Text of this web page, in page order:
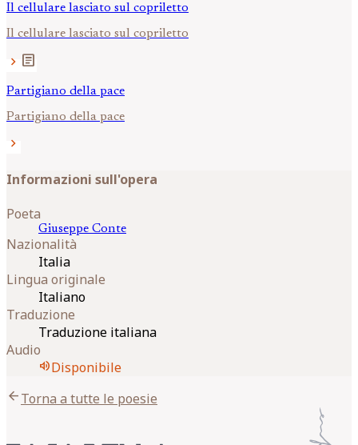
Il cellulare lasciato sul copriletto
Il cellulare lasciato sul copriletto
chevron_right article
Partigiano della pace
Partigiano della pace
chevron_right
Informazioni sull'opera
Poeta
Giuseppe Conte
Nazionalità
Italia
Lingua originale
Italiano
Traduzione
Traduzione italiana
Audio
volume_upDisponibile
arrow_backTorna a tutte le poesie